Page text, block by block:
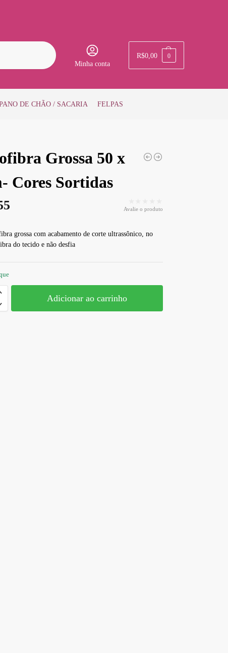
Pesquisar
Minha conta
R$0,00 0
DE CHÃO / SACARIA FELPAS
Grossa 50 x
Cores Sortidas
Avalie o produto
grossa com acabamento de corte ultrassônico, no
do tecido e não desfia
Adicionar ao carrinho